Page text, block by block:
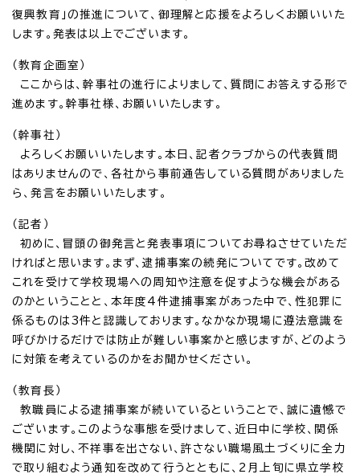
復興教育」の推進について、御理解と応援をよろしくお願いいた
します。発表は以上でございます。
（教育企画室）
ここからは、幹事社の進行によりまして、質問にお答えする形で
進めます。幹事社様、お願いいたします。
（幹事社）
よろしくお願いいたします。本日、記者クラブからの代表質問
はありませんので、各社から事前通告している質問がありました
ら、発言をお願いいたします。
（記者）
初めに、冒頭の御発言と発表事項についてお尋ねさせていただ
ければと思います。まず、逮捕事案の続発についてです。改めて
これを受けて学校現場への周知や注意を促すような機会がある
のかということと、本年度4件逮捕事案があった中で、性犯罪に
係るものは3件と認識しております。なかなか現場に遵法意識を
呼びかけるだけでは防止が難しい事案かと感じますが、どのよう
に対策を考えているのかをお聞かせください。
（教育長）
教職員による逮捕事案が続いているということで、誠に遺憾で
ございます。このような事態を受けまして、近日中に学校、関係
機関に対し、不祥事を出さない、許さない職場風土づくりに全力
で取り組むよう通知を改めて行うとともに、2月上旬に県立学校